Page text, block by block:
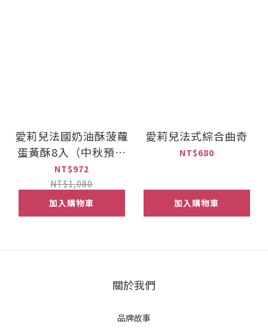
愛莉兒法國奶油酥菠蘿
蛋黃酥8入（中秋預購
9折優惠）
NT$972
NT$1,080
加入購物車
愛莉兒法式綜合曲奇
NT$680
加入購物車
關於我們
品牌故事